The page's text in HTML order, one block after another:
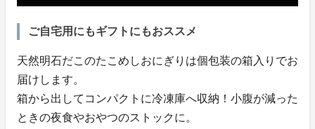
ご自宅用にもギフトにもおススメ
天然明石だこのたこめしおにぎりは個包装の箱入りでお
届けします。
箱から出してコンパクトに冷凍庫へ収納！小腹が減った
ときの夜食やおやつのストックに。